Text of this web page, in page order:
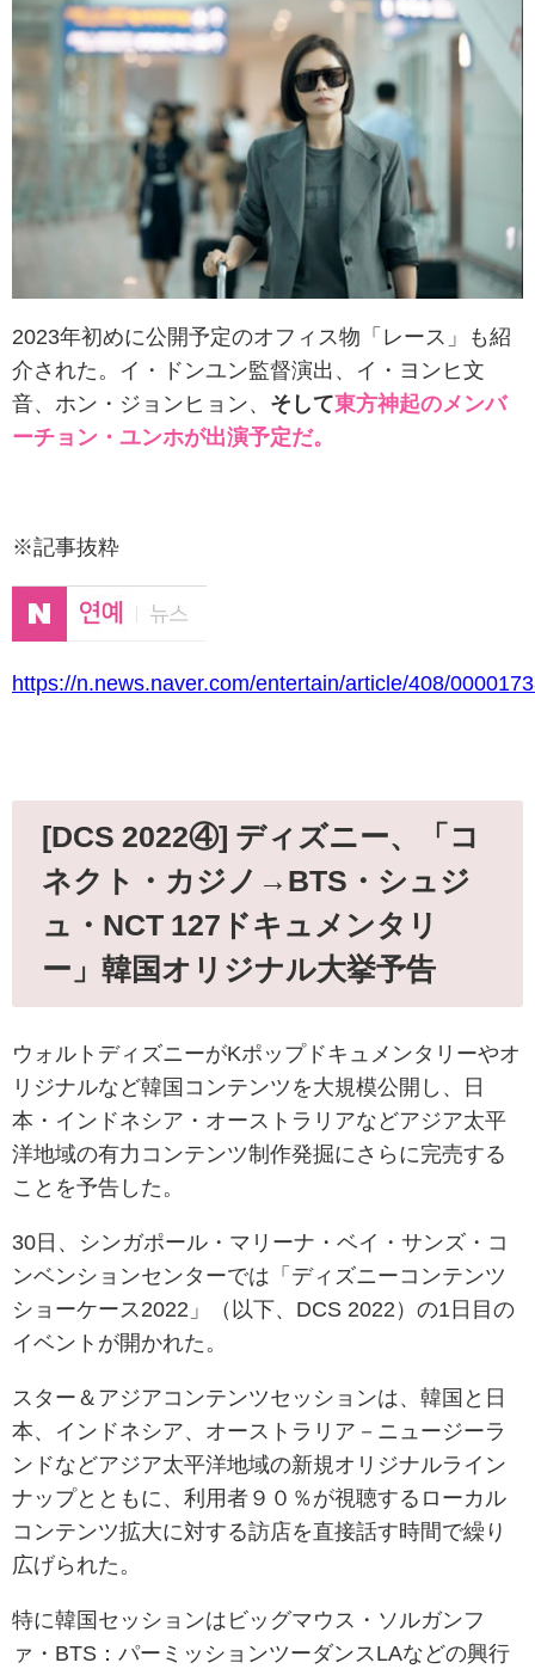
2023年初めに公開予定のオフィス物「レース」も紹
介された。イ・ドンユン監督演出、イ・ヨンヒ文
音、ホン・ジョンヒョン、 そして東方神起のメンバ
ーチョン・ユンホが出演予定だ。
※記事抜粋
https://n.news.naver.com/entertain/article/408/
[DCS 2022④] ディズニー、「コ
ネクト・カジノ→BTS・シュジ
ュ・NCT 127ドキュメンタリ
ー」韓国オリジナル大挙予告
ウォルトディズニーがKポップドキュメンタリーやオ
リジナルなど韓国コンテンツを大規模公開し、日
本・インドネシア・オーストラリアなどアジア太平
洋地域の有力コンテンツ制作発掘にさらに完売する
ことを予告した。
30日、シンガポール・マリーナ・ベイ・サンズ・コ
ンベンションセンターでは「ディズニーコンテンツ
ショーケース2022」（以下、DCS 2022）の1日目の
イベントが開かれた。
スター＆アジアコンテンツセッションは、韓国と日
本、インドネシア、オーストラリア－ニュージーラ
ンドなどアジア太平洋地域の新規オリジナルライン
ナップとともに、利用者９０％が視聴するローカル
コンテンツ拡大に対する訪店を直接話す時間で繰り
広げられた。
特に韓国セッションはビッグマウス・ソルガンフ
ァ・BTS：パーミッションツーダンスLAなどの興行